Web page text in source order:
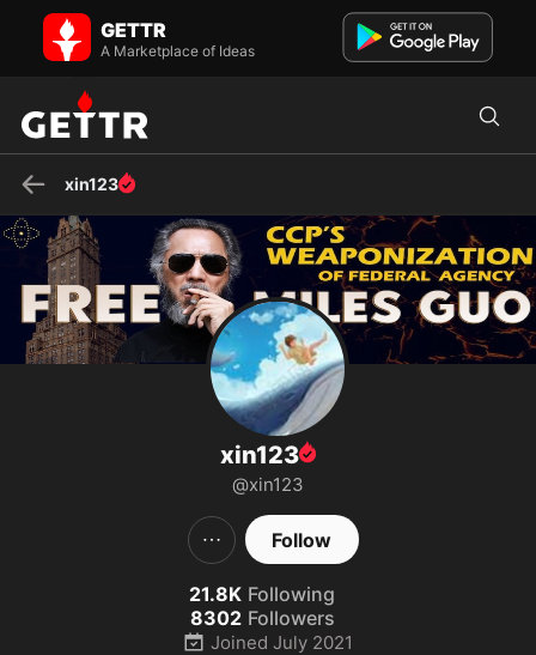
xin123 on GETTR - Profile and Posts
Visit xin123's profile on GETTR. View their posts, photos, videos, and
connect with them on the social platform.
GETTR
A Marketplace of Ideas
xin123
xin123
@xin123
Follow
21.8K Following
8302 Followers
Joined July 2021